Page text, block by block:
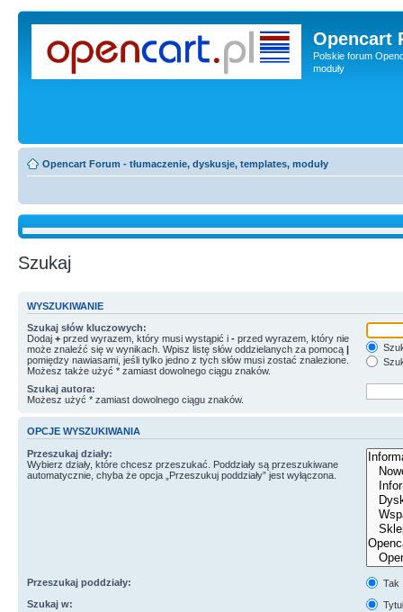
Opencart
Polskie forum
moduły
Opencart Forum - tłumaczenie, dyskusje, templates, moduły
Szukaj
WYSZUKIWANIE
Szukaj słów kluczowych:
Dodaj + przed wyrazem, który musi wystąpić i - przed wyrazem, który nie
może znaleźć się w wynikach. Wpisz listę słów oddzielanych za pomocą |
pomiędzy nawiasami, jeśli tylko jedno z tych słów musi zostać znalezione.
Możesz także użyć * zamiast dowolnego ciągu znaków.
Szukaj autora:
Możesz użyć * zamiast dowolnego ciągu znaków.
OPCJE WYSZUKIWANIA
Przeszukaj działy:
Wybierz działy, które chcesz przeszukać. Poddziały są przeszukiwane
automatycznie, chyba że opcja „Przeszukuj poddziały” jest wyłączona.
Przeszukaj poddziały:
Tak
Szukaj w: